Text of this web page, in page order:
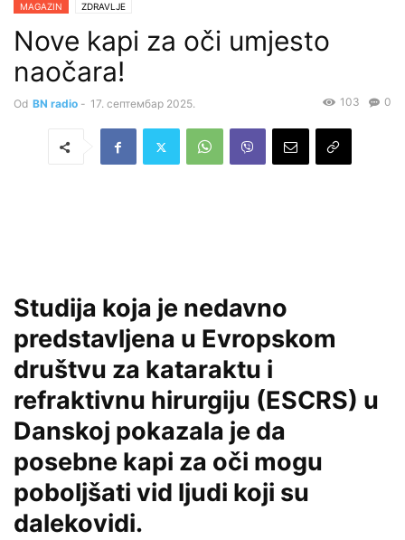
MAGAZIN ZDRAVLJE
Nove kapi za oči umjesto
naočara!
Od BN radio - 17. септембар 2025. 0
103
Studija koja je nedavno
predstavljena u Evropskom
društvu za kataraktu i
refraktivnu hirurgiju (ESCRS) u
Danskoj pokazala je da
posebne kapi za oči mogu
poboljšati vid ljudi koji su
dalekovidi.